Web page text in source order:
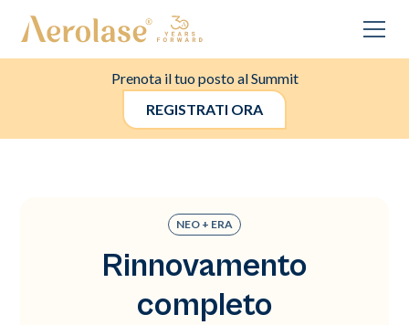
Prenota il tuo posto al Summit
REGISTRATI ORA
NEO + ERA
Rinnovamento
completo